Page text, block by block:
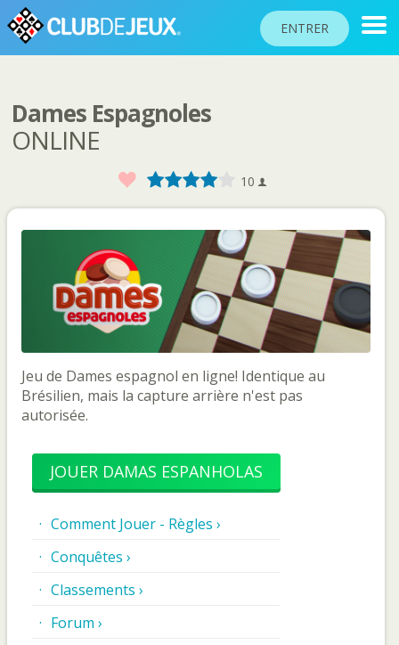
ENTRER
CLASSEMENTS
TOURNOIS
COMMUNAUTÉ
AIDE
PASSEPORT
JOUER
Langue du site
Dames Espagnoles
ONLINE
Favoris 5
3
2
1 10
Jeu de Dames espagnol en ligne! Identique au
Brésilien, mais la capture arrière n'est pas
autorisée.
JOUER DAMAS ESPANHOLAS
Comment Jouer - Règles ›
Conquêtes ›
Classements ›
Forum ›